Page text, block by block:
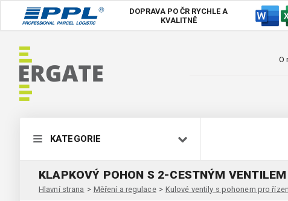
DOPRAVA PO ČR RYCHLE A
KVALITNĚ
O
KATEGORIE
KLAPKOVÝ POHON S 2-CESTNÝM
Hlavní strana > Měření a regulace > Kulové ventily s pohonem pro